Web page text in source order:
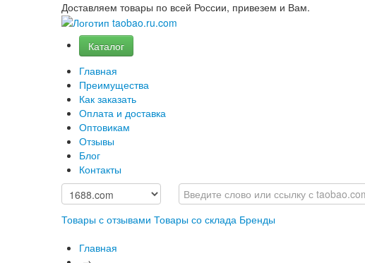
Доставляем товары по всей России, привезем и Вам.
Каталог
Главная
Преимущества
Как заказать
Оплата и доставка
Оптовикам
Отзывы
Блог
Контакты
Товары с отзывами Товары со склада Бренды
Главная